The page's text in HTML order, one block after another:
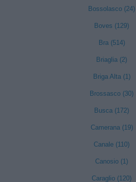
Bossolasco (24)
Boves (129)
Bra (514)
Briaglia (2)
Briga Alta (1)
Brossasco (30)
Busca (172)
Camerana (19)
Canale (110)
Canosio (1)
Caraglio (120)